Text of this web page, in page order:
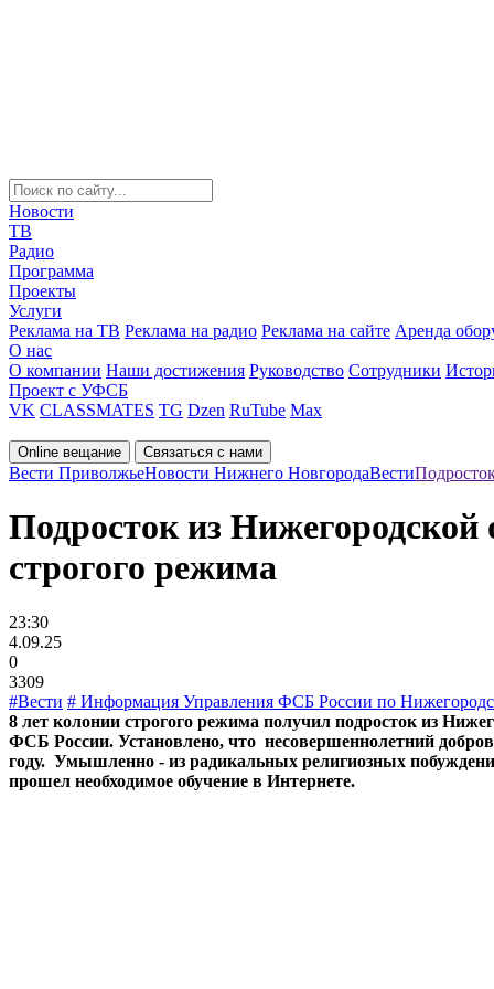
Новости
ТВ
Радио
Программа
Проекты
Услуги
Реклама на ТВ Реклама на радио Реклама на сайте Аренда
О нас
О компании Наши достижения Руководство Сотрудники
Проект с УФСБ
VK CLASSMATES TG Dzen RuTube Max
Online вещание Связаться с нами
Вести ПриволжьеНовости Нижнего НовгородаВести
Подросток из Нижегородской
строгого режима
23:30
4.09.25
0
3309
#Вести # Информация Управления ФСБ России по
8 лет колонии строгого режима получил подросток из
ФСБ России. Установлено, что несовершеннолетний
году. Умышленно - из радикальных религиозных
прошел необходимое обучение в Интернете.